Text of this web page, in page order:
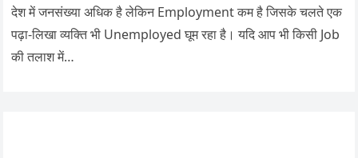
देश में जनसंख्या अधिक है लेकिन Employment कम है जिसके चलते एक
पढ़ा-लिखा व्यक्ति भी Unemployed घूम रहा है। यदि आप भी किसी Job
की तलाश में…